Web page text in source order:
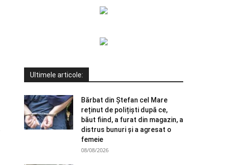
Ultimele articole:
Bărbat din Ștefan cel Mare
reținut de polițiști după ce,
băut fiind, a furat din magazin, a
distrus bunuri și a agresat o
femeie
08/08/2026